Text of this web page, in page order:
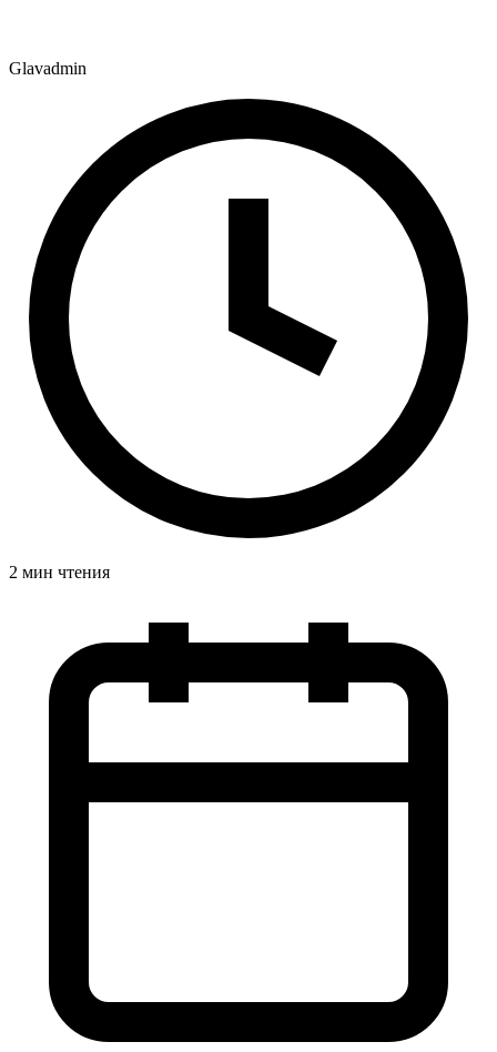
Glavadmin
2 мин чтения